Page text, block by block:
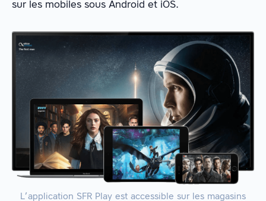
sur les mobiles sous Android et iOS.
L’application SFR Play est accessible sur les magasins